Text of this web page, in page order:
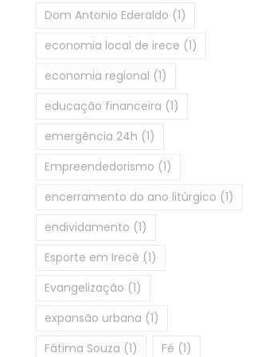
Dom Antonio Ederaldo (1)
economia local de irece (1)
economia regional (1)
educação financeira (1)
emergência 24h (1)
Empreendedorismo (1)
encerramento do ano litúrgico (1)
endividamento (1)
Esporte em Irecê (1)
Evangelização (1)
expansão urbana (1)
Fátima Souza (1) Fé (1)